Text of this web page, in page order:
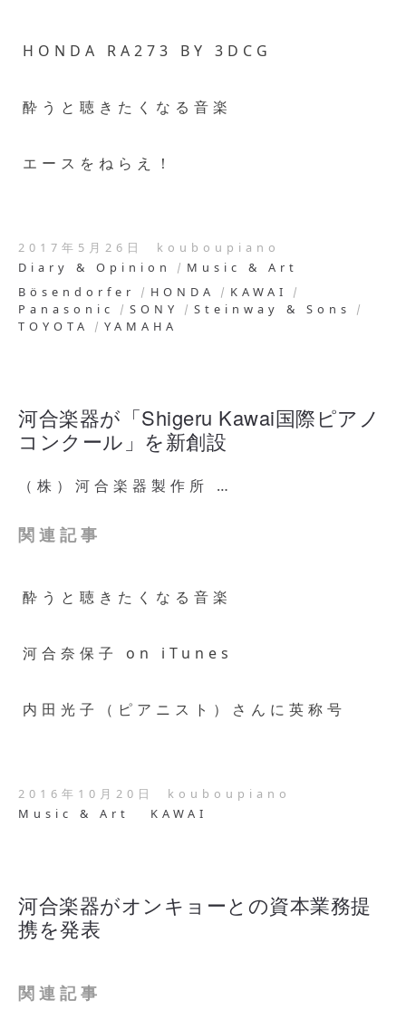
HONDA RA273 BY 3DCG
酔うと聴きたくなる音楽
エースをねらえ！
2017年5月26日
kouboupiano
Diary & Opinion
Music & Art
Bösendorfer
HONDA
KAWAI
Panasonic
SONY
Steinway & Sons
TOYOTA
YAMAHA
河合楽器が「Shigeru Kawai国際ピアノ
コンクール」を新創設
（株）河合楽器製作所 …
関連記事
酔うと聴きたくなる音楽
河合奈保子 on iTunes
内田光子（ピアニスト）さんに英称号
2016年10月20日
kouboupiano
Music & Art
KAWAI
河合楽器がオンキョーとの資本業務提
携を発表
関連記事